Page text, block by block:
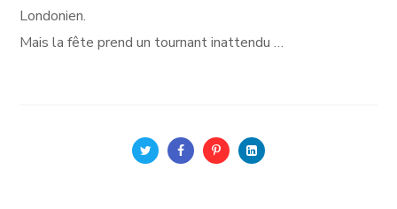
Londonien.
Mais la fête prend un tournant inattendu …